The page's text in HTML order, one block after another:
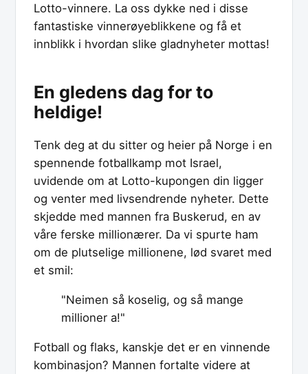
Lotto-vinnere. La oss dykke ned i disse
fantastiske vinnerøyeblikkene og få et
innblikk i hvordan slike gladnyheter mottas!
En gledens dag for to
heldige!
Tenk deg at du sitter og heier på Norge i en
spennende fotballkamp mot Israel,
uvidende om at Lotto-kupongen din ligger
og venter med livsendrende nyheter. Dette
skjedde med mannen fra Buskerud, en av
våre ferske millionærer. Da vi spurte ham
om de plutselige millionene, lød svaret med
et smil:
"Neimen så koselig, og så mange
millioner a!"
Fotball og flaks, kanskje det er en vinnende
kombinasjon? Mannen fortalte videre at